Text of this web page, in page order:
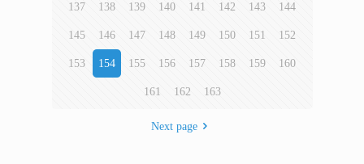
137 138 139 140 141 142 143 144
145 146 147 148 149 150 151 152
153 154 155 156 157 158 159 160
161 162 163
Next page